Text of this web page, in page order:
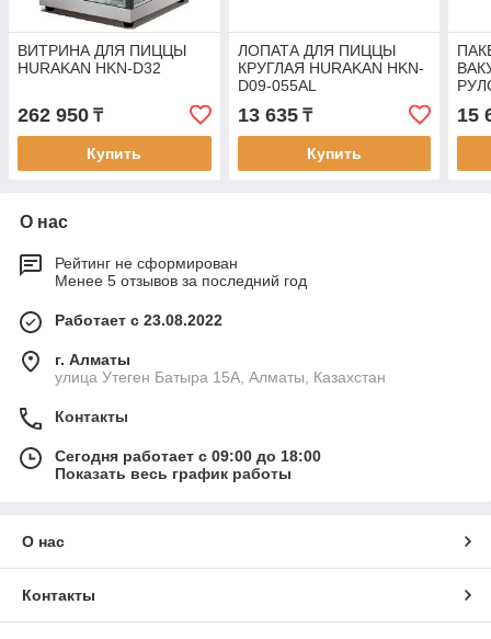
ВИТРИНА ДЛЯ ПИЦЦЫ
HURAKAN HKN-D32
262 950 ₸
Купить
ЛОПАТА ДЛЯ ПИЦЦЫ
КРУГЛАЯ HURAKAN HKN-
D09-055AL
13 635₸
Купить
15
О нас
Рейтинг не сформирован
Менее 5 отзывов за последний год
Работает с 23.08.2022
г. Алматы
улица Утеген Батыра 15А, Алматы, Казахстан
Контакты
Сегодня работает с 09:00 до 18:00
Показать весь график работы
О нас
Контакты